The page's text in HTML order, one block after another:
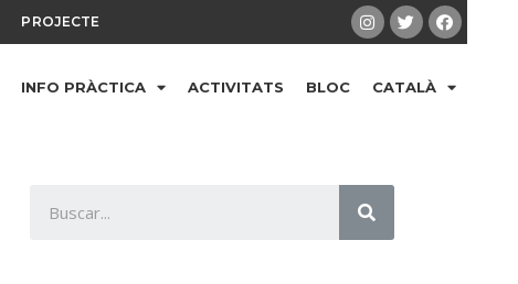
PROJECTE
INFO PRÀCTICA ACTIVITATS BLOC CATALÀ